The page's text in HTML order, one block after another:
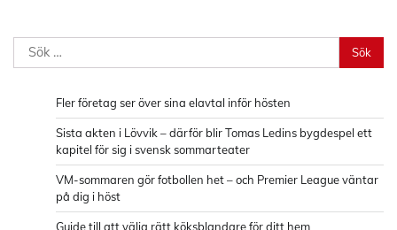
Sök
efter:
Fler företag ser över sina elavtal inför hösten
Sista akten i Lövvik – därför blir Tomas Ledins bygdespel ett
kapitel för sig i svensk sommarteater
VM-sommaren gör fotbollen het – och Premier League väntar
på dig i höst
Guide till att välja rätt köksblandare för ditt hem